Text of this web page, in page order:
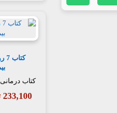
کتاب درمانی
233,100 تومان